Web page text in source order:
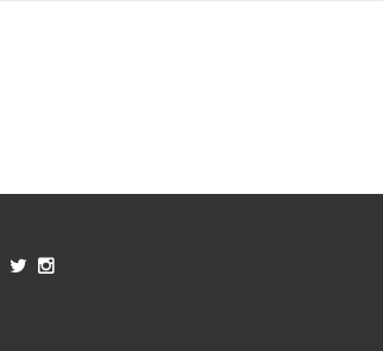
 